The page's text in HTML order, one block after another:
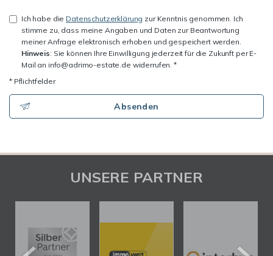
Ich habe die Datenschutzerklärung zur Kenntnis genommen. Ich
stimme zu, dass meine Angaben und Daten zur Beantwortung
meiner Anfrage elektronisch erhoben und gespeichert werden.
Hinweis: Sie können Ihre Einwilligung jederzeit für die Zukunft per E-
Mail an info@adrimo-estate.de widerrufen. *
* Pflichtfelder
Absenden
UNSERE PARTNER